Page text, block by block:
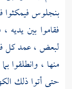
بنجلوس
فقاموا بين
لبعض ، عمد كل
منها ، وانطلقوا
حتى أتوا ذلك